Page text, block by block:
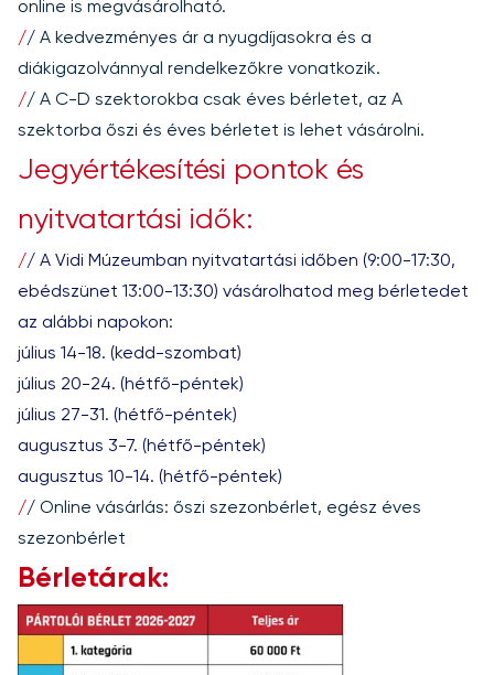
online is megvásárolható.
// A kedvezményes ár a nyugdíjasokra és a
diákigazolvánnyal rendelkezőkre vonatkozik.
// A C-D szektorokba csak éves bérletet, az A
szektorba őszi és éves bérletet is lehet vásárolni.
Jegyértékesítési pontok és
nyitvatartási idők:
// A Vidi Múzeumban nyitvatartási időben (9:00-17:30,
ebédszünet 13:00-13:30) vásárolhatod meg bérletedet
az alábbi napokon:
július 14-18. (kedd-szombat)
július 20-24. (hétfő-péntek)
július 27-31. (hétfő-péntek)
augusztus 3-7. (hétfő-péntek)
augusztus 10-14. (hétfő-péntek)
// Online vásárlás: őszi szezonbérlet, egész éves
szezonbérlet
Bérletárak: